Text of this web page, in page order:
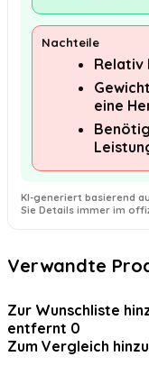
Nachteile
Relativ
eine
KI-generiert basierend
Sie Details immer im
Verwandte
Zur Wunschliste
entfernt 0
Zum Vergleich